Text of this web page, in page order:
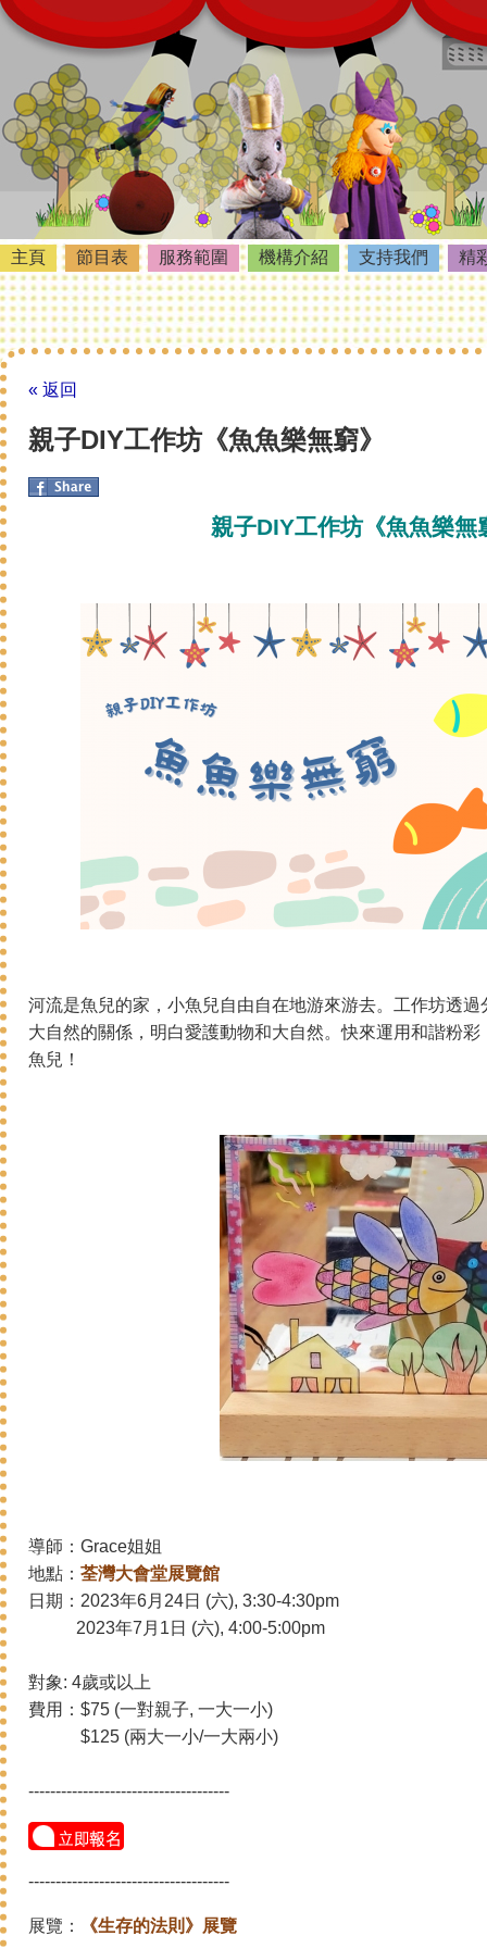
主頁 節目表 服務範圍 機構介紹 支持我們 精
« 返回
親子DIY工作坊《魚魚樂無窮》
親子DIY工作坊《魚魚樂
河流是魚兒的家 ，小魚兒自由自在地游來游去。工作坊透
大自然的關係，明白愛護動物和大自然。​快來運用和諧粉
魚兒！
導師：Grace姐姐
地點： 荃灣大會堂展覽館
日期： 2023年6月24日 (六), 3:30-4:30pm
2023年7月1日 (六), 4:00-5:00pm
對象: 4歲或以上
費用：$75 (一對親子, 一大一小)
$125 (兩大一小/一大兩小)
-------------------------------------
-------------------------------------
展覽： 《生存的法則》展覽